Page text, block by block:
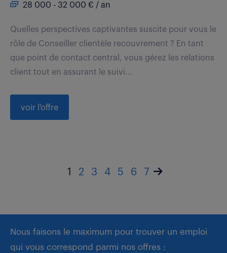
28 000 - 32 000 € / an
Quelles perspectives captivantes suscite pour vous le
rôle de Conseiller clientèle recouvrement ? En tant
que point de contact central, vous gérez les relations
client tout en assurant le suivi...
voir l'offre
1 2 3 4 5 6 7
Nous faisons le maximum pour trouver un emploi
qui vous correspond parmi nos offres :